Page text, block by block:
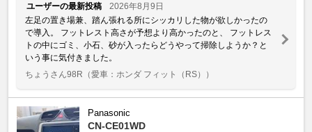
ユーザーの最新投稿
2026年8月9日
左足の置き場兼、踏ん張れる所にシッカリした物が欲しかったの
で導入。 フットレスト高さが予想より高かったのと、 フットレス
トの中にゴミ、小石、砂が入ったらどうやって掃除しようか？と
いう事に気付きました。
ちょうさん98R （愛車：ホンダ フィット（RS））
Panasonic
CN-CE01WD